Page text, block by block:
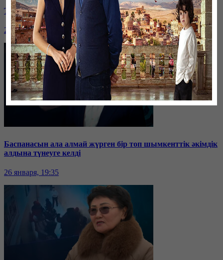
Таразда ТЭЦ қызметкерлері жалақы көтеруді талап етті
26 января, 19:36
Баспанасын ала алмай жүрген бір топ шымкенттік әкімдік
алдына түнеуге келді
26 января, 19:35